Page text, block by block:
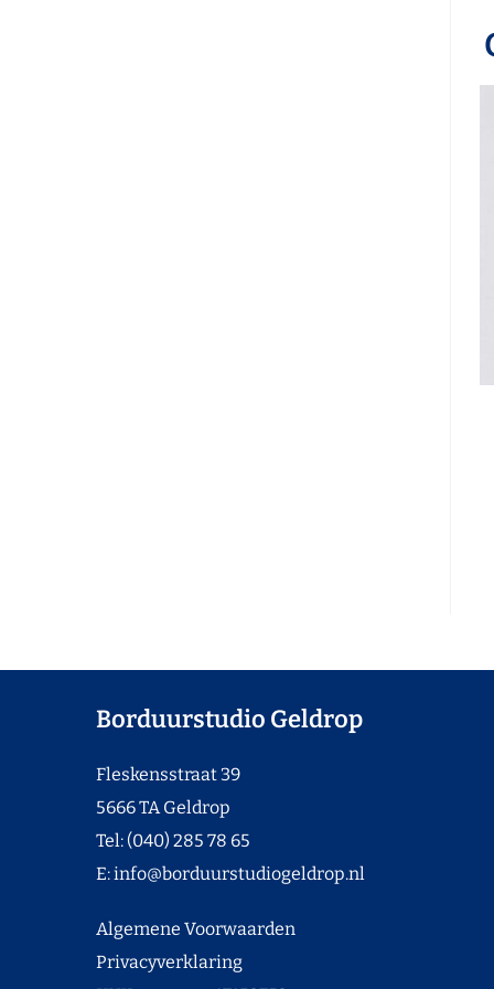
Borduurstudio Geldrop
Fleskensstraat 39
5666 TA Geldrop
Tel: (040) 285 78 65
E:info@borduurstudiogeldrop.nl
Algemene Voorwaarden
Privacyverklaring